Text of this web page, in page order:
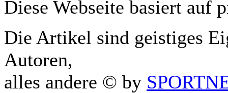
Diese Webseite basiert auf
Die Artikel sind geistiges
Autoren,
alles andere © by